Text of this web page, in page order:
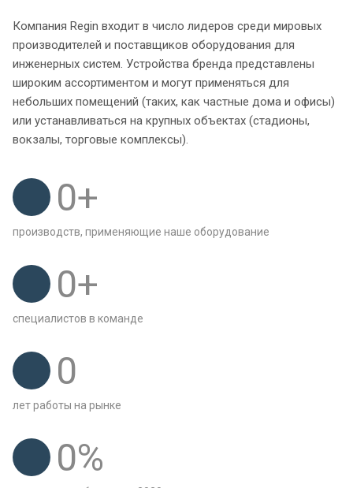
Компания Regin входит в число лидеров среди мировых
производителей и поставщиков оборудования для
инженерных систем. Устройства бренда представлены
широким ассортиментом и могут применяться для
небольших помещений (таких, как частные дома и офисы)
или устанавливаться на крупных объектах (стадионы,
вокзалы, торговые комплексы).
0+
производств, применяющие наше оборудование
0+
специалистов в команде
0
лет работы на рынке
0%